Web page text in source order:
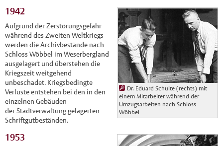
Dr. Eduard Schulte (rechts) mit
einem Mitarbeiter während der
Umzugsarbeiten nach Schloss
Wöbbel
1942
Aufgrund der Zerstörungsgefahr
während des Zweiten Weltkriegs
werden die Archivbestände nach
Schloss Wöbbel im Weserbergland
ausgelagert und überstehen die
Kriegszeit weitgehend
unbeschadet. Kriegsbedingte
Verluste entstehen bei den in den
einzelnen Gebäuden
der Stadtverwaltung gelagerten
Schriftgutbeständen.
1953